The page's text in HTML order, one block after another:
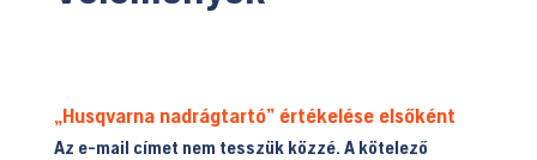
„Husqvarna nadrágtartó” értékelése elsőként
Az e-mail címet nem tesszük közzé. A kötelező